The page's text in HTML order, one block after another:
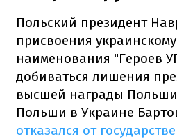
Польский президент
присвоения
наименования "Героев
добиваться лишения
высшей награды
Польши в Украине
отказался от